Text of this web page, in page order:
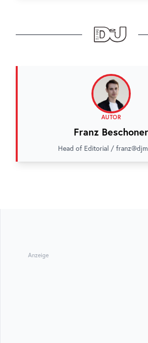
AUTOR
Franz Beschoner
Head of Editorial /
Anzeige